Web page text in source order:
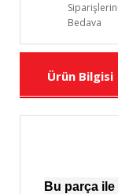
Bedava
Ürün Bilgisi
Bu parça ile